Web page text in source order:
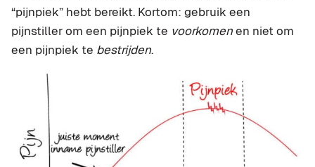
“pijnpiek” hebt bereikt. Kortom: gebruik een
pijnstiller om een pijnpiek te voorkomenen niet om
een pijnpiek te bestrijden.